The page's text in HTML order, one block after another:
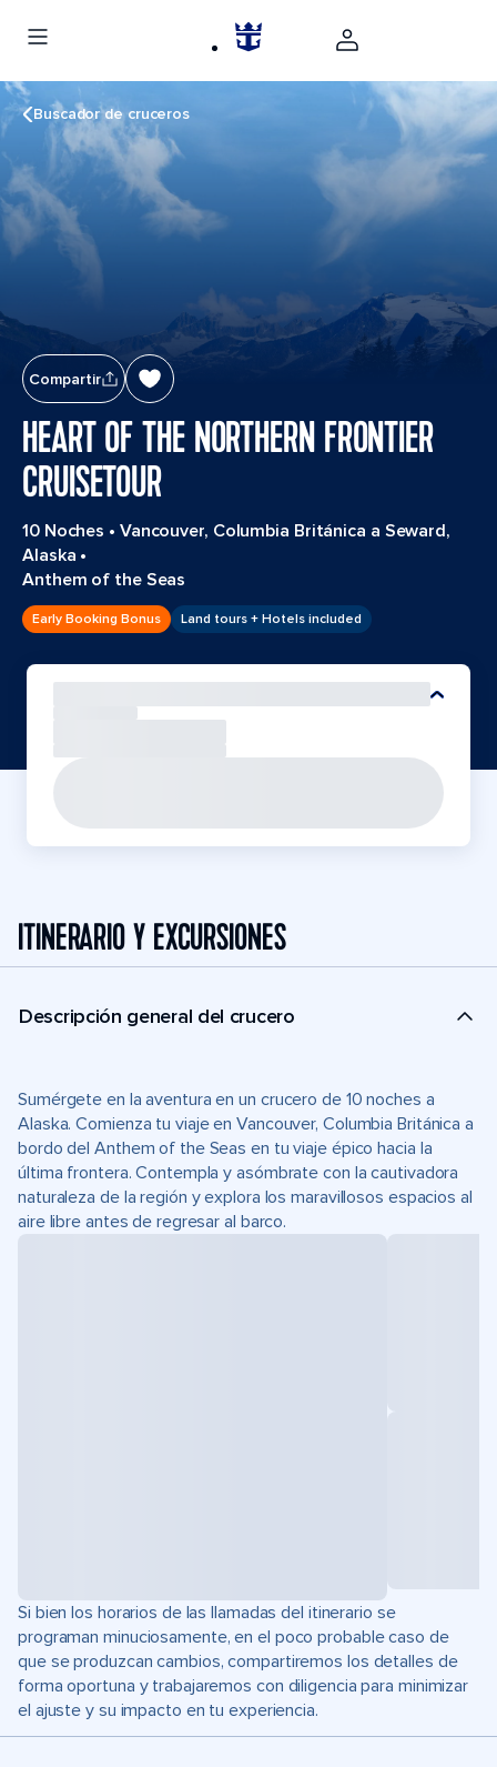
Buscador de cruceros
Compartir
HEART OF THE NORTHERN FRONTIER
CRUISETOUR
10 Noches • Vancouver, Columbia Británica a Seward,
Alaska •
Anthem of the Seas
Early Booking Bonus Land tours + Hotels included
ITINERARIO Y EXCURSIONES
Descripción general del crucero
Sumérgete en la aventura en un crucero de 10 noches a
Alaska. Comienza tu viaje en Vancouver, Columbia Británica a
bordo del Anthem of the Seas en tu viaje épico hacia la
última frontera. Contempla y asómbrate con la cautivadora
naturaleza de la región y explora los maravillosos espacios al
aire libre antes de regresar al barco.
Si bien los horarios de las llamadas del itinerario se
programan minuciosamente, en el poco probable caso de
que se produzcan cambios, compartiremos los detalles de
forma oportuna y trabajaremos con diligencia para minimizar
el ajuste y su impacto en tu experiencia.